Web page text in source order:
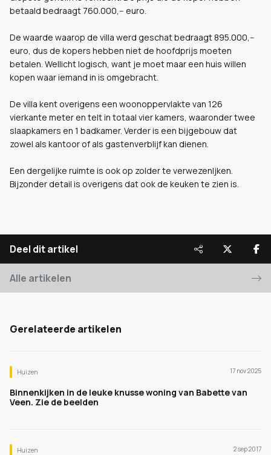
betaald bedraagt 760.000,-- euro.
De waarde waarop de villa werd geschat bedraagt 895.000,--
euro, dus de kopers hebben niet de hoofdprijs moeten
betalen. Wellicht logisch, want je moet maar een huis willen
kopen waar iemand in is omgebracht.
De villa kent overigens een woonoppervlakte van 126
vierkante meter en telt in totaal vier kamers, waaronder twee
slaapkamers en 1 badkamer. Verder is een bijgebouw dat
zowel als kantoor of als gastenverblijf kan dienen.
Een dergelijke ruimte is ook op zolder te verwezenljken.
Bijzonder detail is overigens dat ook de keuken te zien is.
Deel dit artikel
Alle artikelen
Gerelateerde artikelen
Huizen 17 nov 2025
Binnenkijken in de leuke knusse woning van Babette van
Veen. Zie de beelden
Huizen 2 sep 2017